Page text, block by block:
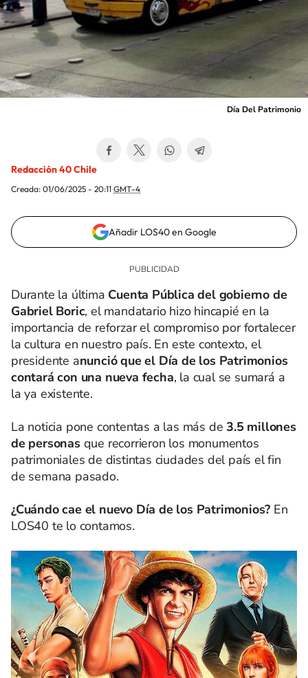
Día Del Patrimonio
Redacción 40 Chile
Creada: 01/06/2025 - 20:11 GMT-4
Añadir LOS40 en Google
Durante la última Cuenta Pública del gobierno de
Gabriel Boric, el mandatario hizo hincapié en la
importancia de reforzar el compromiso por fortalecer
la cultura en nuestro país. En este contexto, el
presidente anunció que el Día de los Patrimonios
contará con una nueva fecha, la cual se sumará a
la ya existente.
La noticia pone contentas a las más de3.5 millones
de personasque recorrieron los monumentos
patrimoniales de distintas ciudades del país el fin
de semana pasado.
¿Cuándo cae el nuevo Día de los Patrimonios? En
LOS40 te lo contamos.